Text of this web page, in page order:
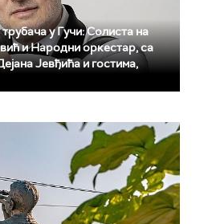
у Гучи: Солиста на
и Народни оркестар, са
Јевђића и гостима,